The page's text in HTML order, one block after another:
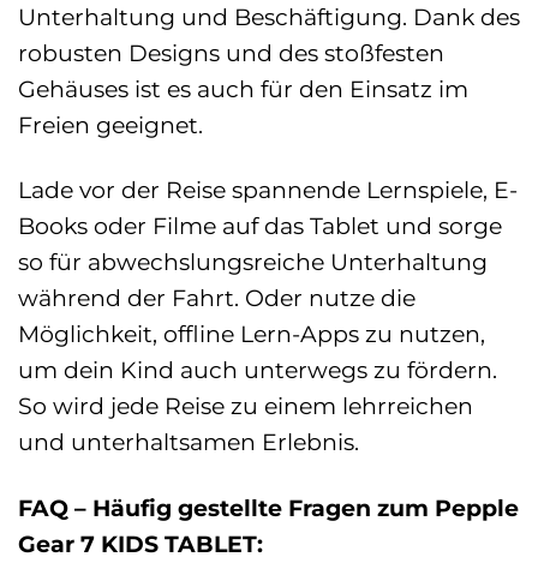
Unterhaltung und Beschäftigung. Dank des
robusten Designs und des stoßfesten
Gehäuses ist es auch für den Einsatz im
Freien geeignet.
Lade vor der Reise spannende Lernspiele, E-
Books oder Filme auf das Tablet und sorge
so für abwechslungsreiche Unterhaltung
während der Fahrt. Oder nutze die
Möglichkeit, offline Lern-Apps zu nutzen,
um dein Kind auch unterwegs zu fördern.
So wird jede Reise zu einem lehrreichen
und unterhaltsamen Erlebnis.
FAQ – Häufig gestellte Fragen zum Pepple
Gear 7 KIDS TABLET: